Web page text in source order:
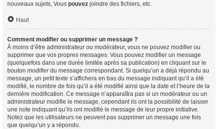
nouveaux sujets, Vous pouvez joindre des fichiers, etc.
Haut
Comment modifier ou supprimer un message ?
À moins d’être administrateur ou modérateur, vous ne pouvez modifier ou
supprimer que vos propres messages. Vous pouvez modifier un message
(quelquefois dans une durée limitée après sa publication) en cliquant sur le
bouton modifierdu message correspondant. Si quelqu’un a déjà répondu au
message, un petit texte s’affichera en bas du message indiquant qu’il a été
modifié, le nombre de fois qu’il a été modifié ainsi que la date et l’heure de la
dernière modification. Ce message n’apparaîtra pas si un modérateur ou un
administrateur modifie le message, cependant ils ont la possibilité de laisser
une note indiquant qu’ils ont modifié le message de leur propre initiative.
Notez que les utilisateurs ne peuvent pas supprimer un message une fois
que quelqu’un y a répondu.